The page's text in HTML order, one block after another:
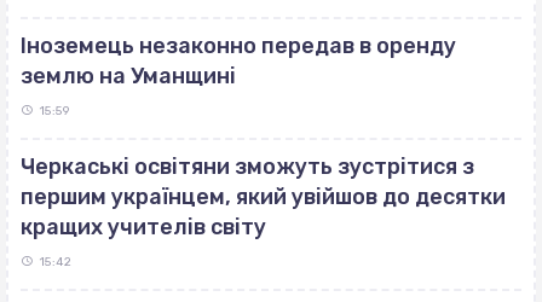
Іноземець незаконно передав в оренду
землю на Уманщині
15:59
Черкаські освітяни зможуть зустрітися з
першим українцем, який увійшов до десятки
кращих учителів світу
15:42